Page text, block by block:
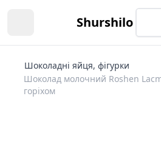
Shurshilo
Шоколадні яйця, фігурки
Шоколад молочний Roshen
горіхом